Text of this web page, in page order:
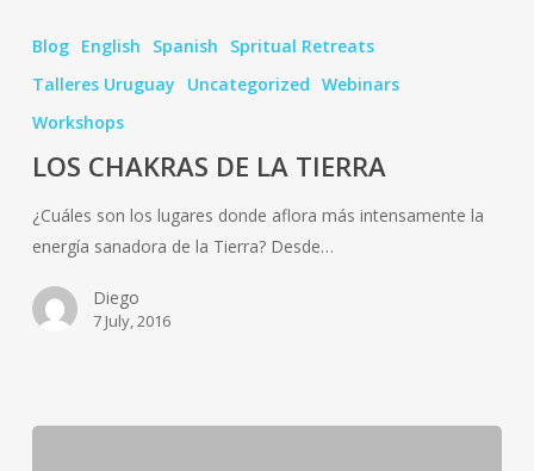
CHAKRAS
LA
TIERRA
Blog English Spanish
Spritual Retreats
Talleres Uruguay
Uncategorized Webinars
Workshops
LOS CHAKRAS DE LA TIERRA
¿Cuáles son los lugares donde aflora más intensamente la
energía sanadora de la Tierra? Desde…
Diego
7 July, 2016